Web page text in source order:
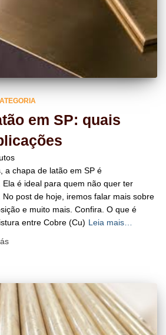
em SP: quais
a chapa de latão em SP é
é ideal para quem não quer ter
post de hoje, iremos falar mais sobre
e muito mais. Confira. O que é
entre Cobre (Cu) Leia mais…